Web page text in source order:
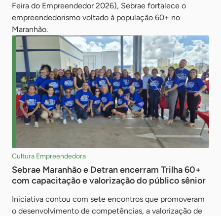
Feira do Empreendedor 2026), Sebrae fortalece o
empreendedorismo voltado à população 60+ no
Maranhão.
Cultura Empreendedora
Sebrae Maranhão e Detran encerram Trilha 60+
com capacitação e valorização do público sênior
Iniciativa contou com sete encontros que promoveram
o desenvolvimento de competências, a valorização de